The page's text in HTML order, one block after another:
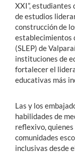
XXI”, estudiantes
de estudios
construcción de
establecimientos
(SLEP) de
instituciones de
fortalecer el
educativas más
Las y los
habilidades de
reflexivo, quienes
comunidades
inclusivas desde